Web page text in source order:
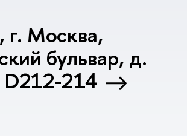
г. Москва,
бульвар, д.
D212-214